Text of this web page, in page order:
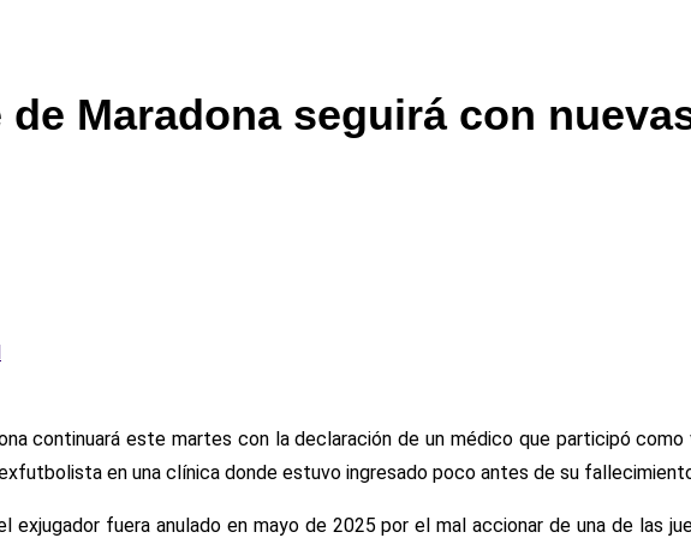
Maradona seguirá con
continuará este martes con la declaración de un médico que participó
en una clínica donde estuvo ingresado poco antes de su
exjugador fuera anulado en mayo de 2025 por el mal accionar de una de las